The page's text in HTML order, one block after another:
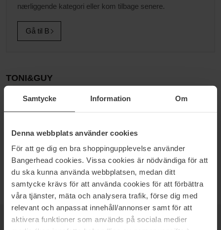
Samtycke Information Om
Denna webbplats använder cookies
För att ge dig en bra shoppingupplevelse använder
Bangerhead cookies. Vissa cookies är nödvändiga för att
du ska kunna använda webbplatsen, medan ditt
samtycke krävs för att använda cookies för att förbättra
våra tjänster, mäta och analysera trafik, förse dig med
relevant och anpassat innehåll/annonser samt för att
aktivera funktioner som används på sociala medier
nærliggende kategori eller kom tilbage senere.
Gå til B
TONI&GUY
TONI&GUY er et ikonisk varemærke, der blev grundlagt i 1963.
TONI&GUY fandt tidligt sin inspiration fra Londons storbypuls,
hårstyling og hårpleje. Varemærket har altid udmærket sig ved at
tænke ud af boksen og modet til at skille sig ud fra mængden. Det
store og komplette udvalg lader dig udtrykke hvem du er gennem
NYHEDSBREV